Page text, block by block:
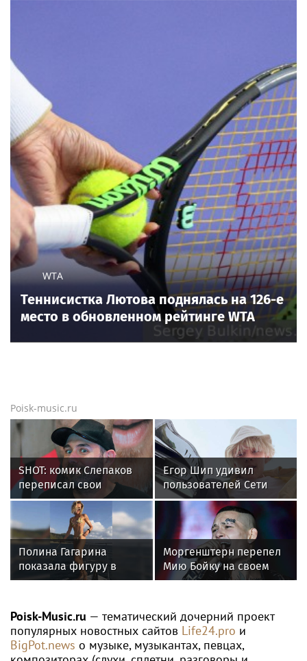
Глава «Эксмо-АСТ» посоветовал книгу об
ИИ, которая «изменит взгляд на мир»
Новости тенниса